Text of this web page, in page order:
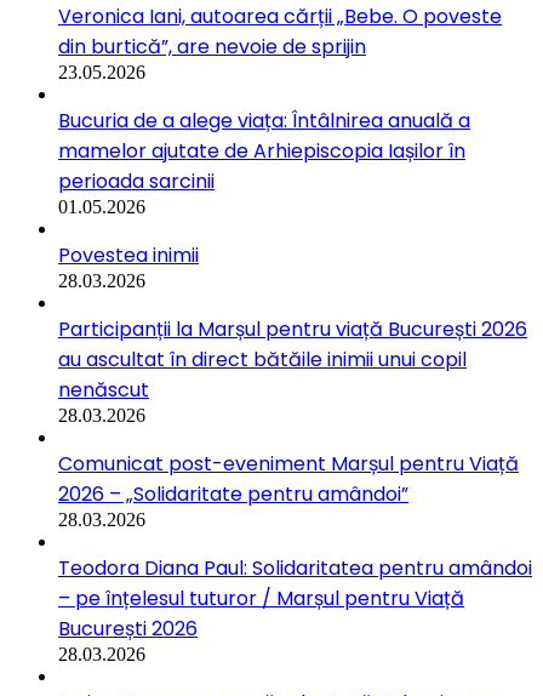
Veronica Iani, autoarea cărții „Bebe. O poveste
din burtică”, are nevoie de sprijin
23.05.2026
Bucuria de a alege viața: Întâlnirea anuală a
mamelor ajutate de Arhiepiscopia Iașilor în
perioada sarcinii
01.05.2026
Povestea inimii
28.03.2026
Participanții la Marșul pentru viață București 2026
au ascultat în direct bătăile inimii unui copil
nenăscut
28.03.2026
Comunicat post-eveniment Marșul pentru Viață
2026 – „Solidaritate pentru amândoi”
28.03.2026
Teodora Diana Paul: Solidaritatea pentru amândoi
– pe înțelesul tuturor / Marșul pentru Viață
București 2026
28.03.2026